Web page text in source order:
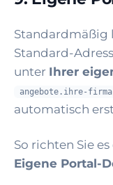
Standardmäßig
Standard-
unter Ihrer
angebote.ihre-
automatisch
So richten Sie
Eigene Portal-